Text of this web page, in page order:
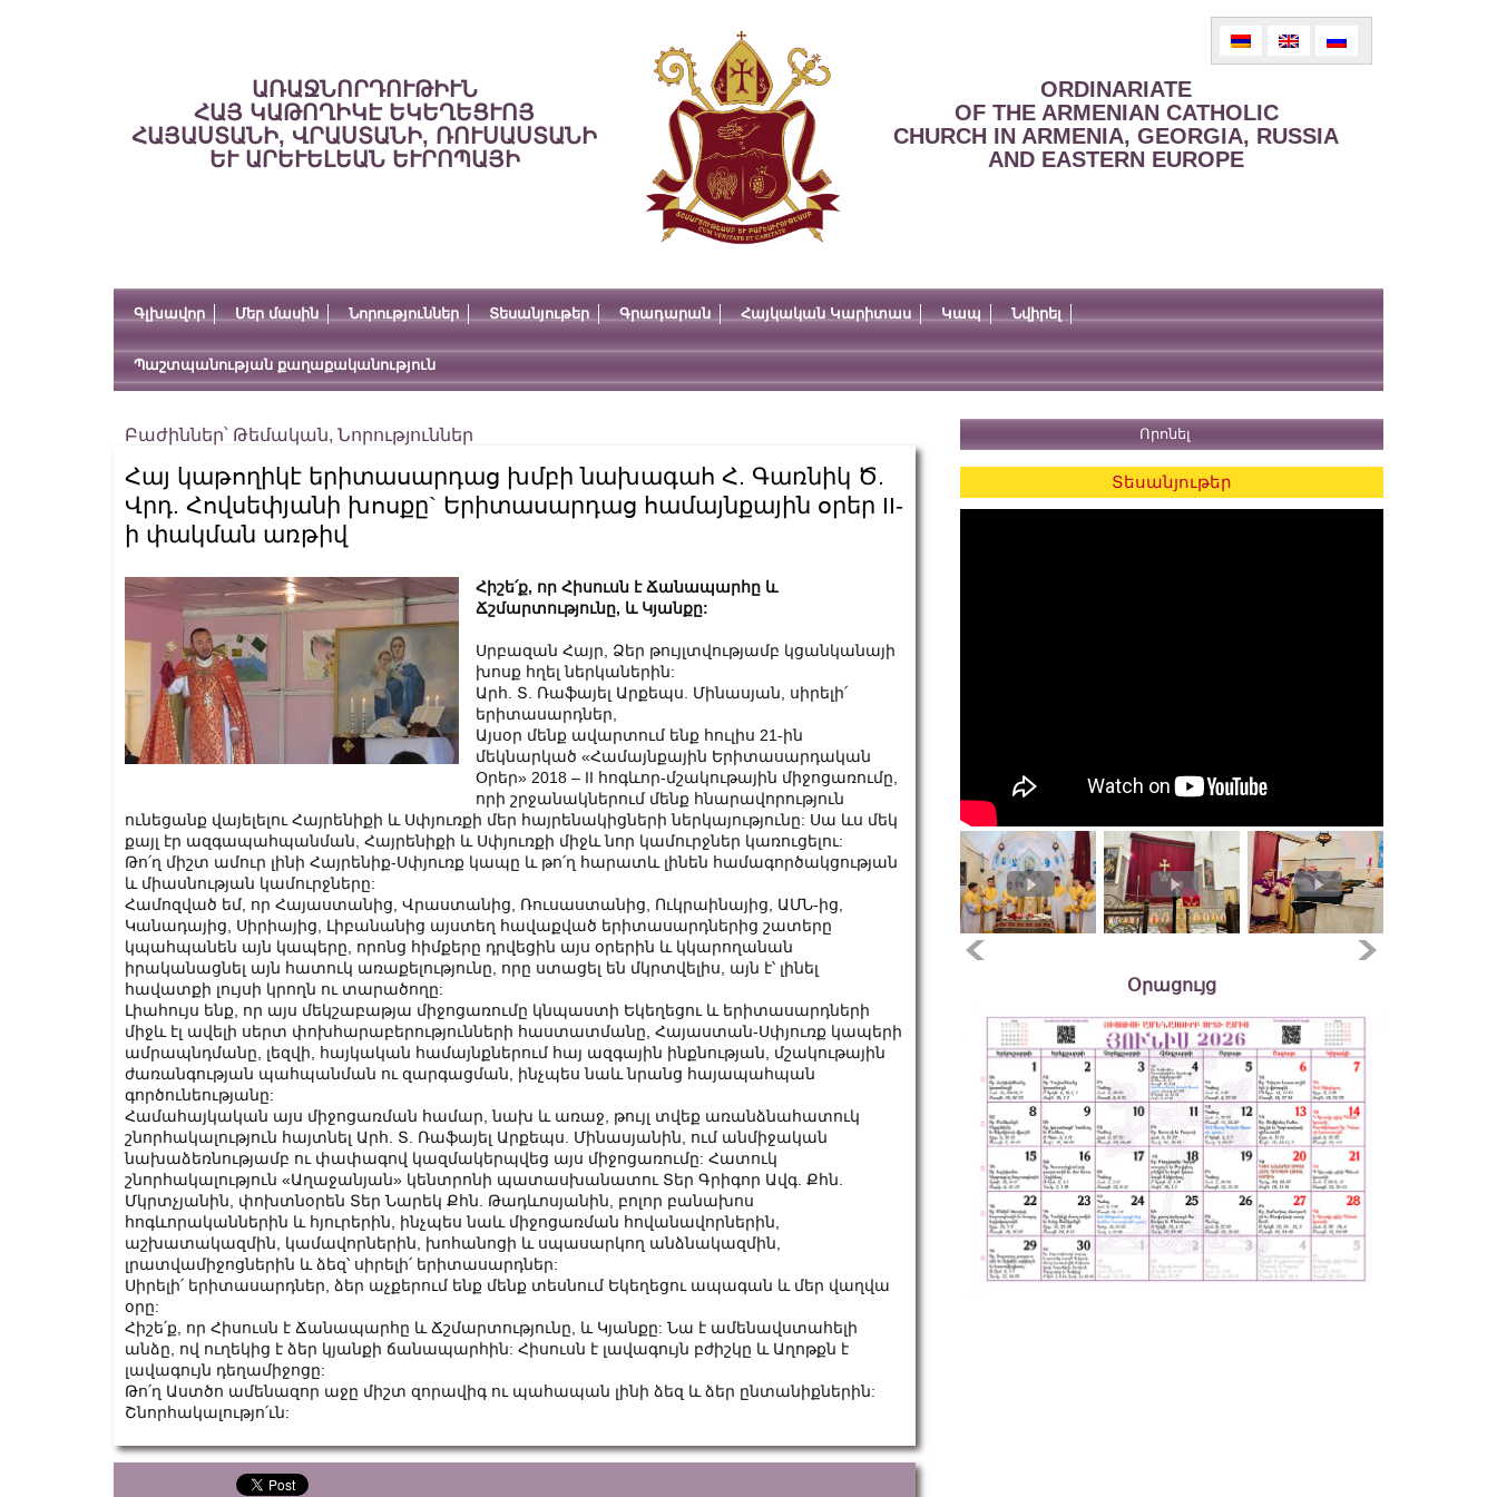
ԱՌԱՋՆՈՐԴՈՒԹԻՒՆ
ՀԱՅ ԿԱԹՈՂԻԿԷ ԵԿԵՂԵՑՒՈՅ
ՀԱՅԱՍՏԱՆԻ, ՎՐԱՍՏԱՆԻ, ՌՈՒՍԱՍՏԱՆԻ
ԵՒ ԱՐԵՒԵԼԵԱՆ ԵՒՐՈՊԱՅԻ
ORDINARIATE
OF THE ARMENIAN CATHOLIC
CHURCH IN ARMENIA, GEORGIA, RUSSIA
AND EASTERN EUROPE
Գլխավոր Մեր մասին Նորություններ Տեսանյութեր Գրադարան Հայկական Կարիտաս Կապ Նվիրել
Պաշտպանության քաղաքականություն
Բաժիններ՝ Թեմական, Նորություններ
Հայ կաթողիկէ երիտասարդաց խմբի նախագահ Հ. Գառնիկ Ծ.
Վրդ. Հովսեփյանի խոսքը` Երիտասարդաց համայնքային օրեր II-
ի փակման առթիվ
Հիշե՛ք, որ Հիսուսն է Ճանապարհը և
Ճշմարտությունը, և Կյանքը:
Սրբազան Հայր, Ձեր թույլտվությամբ կցանկանայի
խոսք հղել ներկաներին:
Արհ. Տ. Ռաֆայել Արքեպս. Մինասյան, սիրելի՛
երիտասարդներ,
Այսօր մենք ավարտում ենք հուլիս 21-ին
մեկնարկած «Համայնքային Երիտասարդական
Օրեր» 2018 – II հոգևոր-մշակութային միջոցառումը,
որի շրջանակներում մենք հնարավորություն
ունեցանք վայելելու Հայրենիքի և Սփյուռքի մեր հայրենակիցների ներկայությունը: Սա ևս մեկ
քայլ էր ազգապահպանման, Հայրենիքի և Սփյուռքի միջև նոր կամուրջներ կառուցելու:
Թո՛ղ միշտ ամուր լինի Հայրենիք-Սփյուռք կապը և թո՛ղ հարատև լինեն համագործակցության
և միասնության կամուրջները:
Համոզված եմ, որ Հայաստանից, Վրաստանից, Ռուսաստանից, Ուկրաինայից, ԱՄՆ-ից,
Կանադայից, Սիրիայից, Լիբանանից այստեղ հավաքված երիտասարդներից շատերը
կպահպանեն այն կապերը, որոնց հիմքերը դրվեցին այս օրերին և կկարողանան
իրականացնել այն հատուկ առաքելությունը, որը ստացել են մկրտվելիս, այն է՝ լինել
հավատքի լույսի կրողն ու տարածողը:
Լիահույս ենք, որ այս մեկշաբաթյա միջոցառումը կնպաստի Եկեղեցու և երիտասարդների
միջև էլ ավելի սերտ փոխհարաբերությունների հաստատմանը, Հայաստան-Սփյուռք կապերի
ամրապնդմանը, լեզվի, հայկական համայնքներում հայ ազգային ինքնության, մշակութային
ժառանգության պահպանման ու զարգացման, ինչպես նաև նրանց հայապահպան
գործունեությանը:
Համահայկական այս միջոցառման համար, նախ և առաջ, թույլ տվեք առանձնահատուկ
շնորհակալություն հայտնել Արհ. Տ. Ռաֆայել Արքեպս. Մինասյանին, ում անմիջական
նախաձեռնությամբ ու փափագով կազմակերպվեց այս միջոցառումը: Հատուկ
շնորհակալություն «Աղաջանյան» կենտրոնի պատասխանատու Տեր Գրիգոր Ավգ. Քհն.
Մկրտչյանին, փոխտնօրեն Տեր Նարեկ Քհն. Թադևոսյանին, բոլոր բանախոս
հոգևորականներին և հյուրերին, ինչպես նաև միջոցառման հովանավորներին,
աշխատակազմին, կամավորներին, խոհանոցի և սպասարկող անձնակազմին,
լրատվամիջոցներին և ձեզ՝ սիրելի՛ երիտասարդներ:
Սիրելի՛ երիտասարդներ, ձեր աչքերում ենք մենք տեսնում Եկեղեցու ապագան և մեր վաղվա
օրը:
Հիշե՛ք, որ Հիսուսն է Ճանապարհը և Ճշմարտությունը, և Կյանքը: Նա է ամենավստահելի
անձը, ով ուղեկից է ձեր կյանքի ճանապարհին: Հիսուսն է լավագույն բժիշկը և Աղոթքն է
լավագույն դեղամիջոցը:
Թո՛ղ Աստծո ամենազոր աջը միշտ զորավիգ ու պահապան լինի ձեզ և ձեր ընտանիքներին:
Շնորհակալությո՛ւն:
Տեսանյութեր
Օրացույց